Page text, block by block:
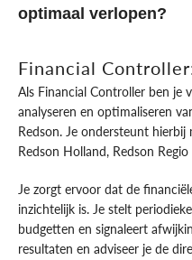
optimaal verlopen?
Financial
Als Financial Controller ben je
analyseren en optimaliseren
Redson. Je ondersteunt
Redson Holland, Redson
Je zorgt ervoor dat de
inzichtelijk is. Je stelt
budgetten en signaleert
resultaten en adviseer je de